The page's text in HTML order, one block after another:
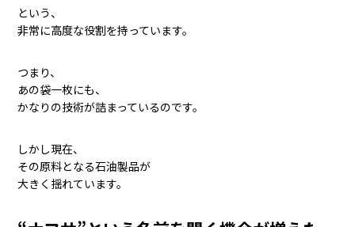
という、
非常に高度な役割を持っています。
つまり、
あの袋一枚にも、
かなりの技術が詰まっているのです。
しかし現在、
その原料となる石油製品が
大きく揺れています。